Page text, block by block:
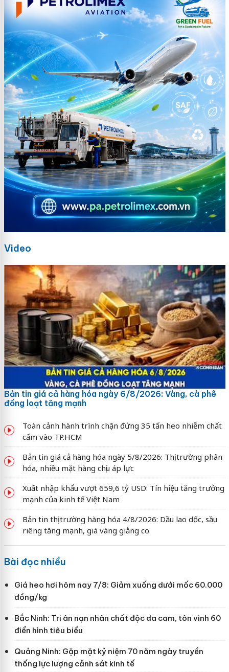
Video
Bản tin giá cả hàng hóa ngày 6/8/2026: Vàng, cà phê
đồng loạt tăng mạnh
Toàn cảnh hành trình chặn đứng 35 tấn heo nhiễm chất
cấm vào TP.HCM
Bản tin giá cả hàng hóa ngày 5/8/2026: Thị trường phân
hóa, nhiều mặt hàng chịu áp lực
Xuất nhập khẩu vượt 659,6 tỷ USD: Tín hiệu tăng trưởng
mạnh của kinh tế Việt Nam
Bản tin thị trường hàng hóa 4/8/2026: Dầu lao dốc, sầu
riêng tăng mạnh, giá vàng giằng co
Bài đọc nhiều
Giá heo hơi hôm nay 7/8: Giảm xuống dưới mốc 60.000
đồng/kg
Bắc Ninh: Tri ân nạn nhân chất độc da cam, tôn vinh 60
điển hình tiêu biểu
Quảng Ninh: Gặp mặt kỷ niệm 70 năm ngày truyền
thống lực lượng cảnh sát kinh tế